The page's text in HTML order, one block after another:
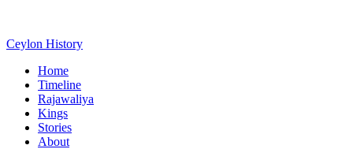
Ceylon History
Home
Timeline
Rajawaliya
Kings
Stories
About